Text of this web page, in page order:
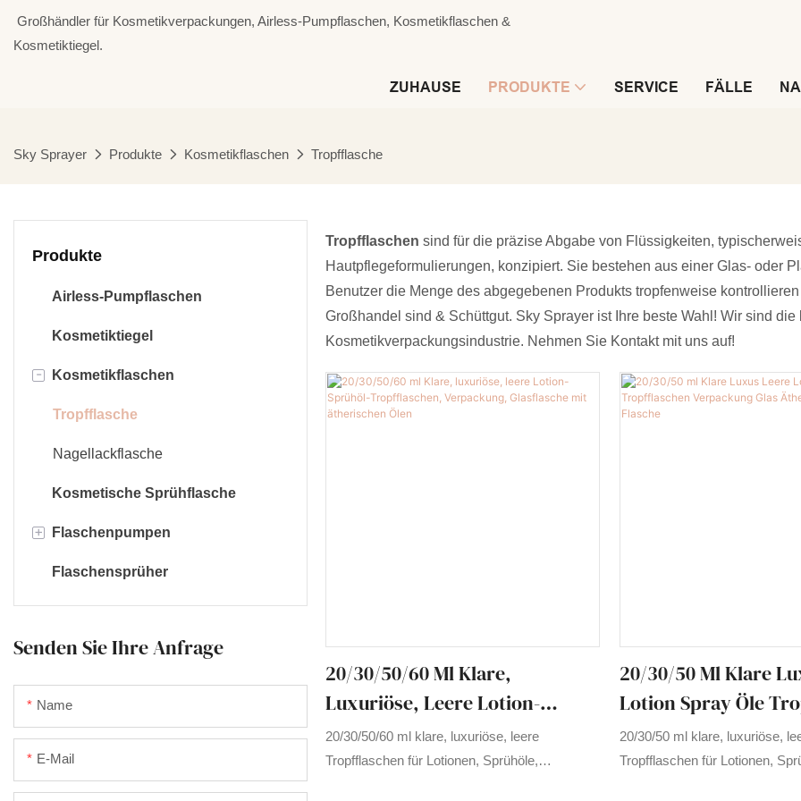
⁣⁣⁣⁣ Großhändler für Kosmetikverpackungen, Airless-Pumpflaschen, Kosmetikflaschen &
Kosmetiktiegel.
ZUHAUSE PRODUKTE SERVICE FÄLLE
Sky Sprayer Produkte Kosmetikflaschen Tropfflasche
Produkte
Airless-Pumpflaschen
Kosmetiktiegel
- Kosmetikflaschen
Tropfflasche
Nagellackflasche
Kosmetische Sprühflasche
+ Flaschenpumpen
Schaumpumpe
Pumpe mit langer Düse
Lotionpumpe
Ketchuppumpe
Sahnepumpe
Flaschensprüher
Senden Sie Ihre Anfrage
Name
E-Mail
Tropfflaschen sind für die präzise Abgabe von Flüssigkeiten,
Hautpflegeformulierungen, konzipiert. Sie bestehen aus einer Glas- oder
Benutzer die Menge des abgegebenen Produkts tropfenweise
Großhandel sind & Schüttgut. Sky Sprayer ist Ihre beste Wahl! Wir sind die
Kosmetikverpackungsindustrie. Nehmen Sie Kontakt mit uns auf!
20/30/50/60 Ml Klare,
Luxuriöse, Leere Lotion-
Sprühöl-Tropfflaschen,
Verpackung, Glasflasche Mit
20/30/50/60 ml klare, luxuriöse, leere
Tropfflaschen für Lotionen, Sprühöle,
20/30/50 Ml Klare
Lotion Spray Öle
Verpackung Glas
Öl Flasche
20/30/50 ml klare, luxuriöse,
Tropfflaschen für Lotionen,